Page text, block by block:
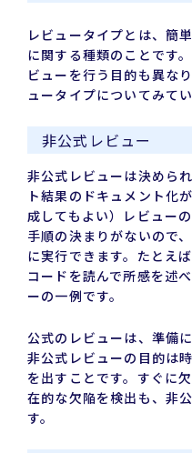
レビュータイプとは、簡
に関する種類のことです
ビューを行う目的も異な
ュータイプについてみてい
非公式レビュー
非公式レビューは決めら
ト結果のドキュメント化
成してもよい）レビュー
手順の決まりがないので
に実行できます。たとえ
コードを読んで所感を述
ーの一例です。
公式のレビューは、準備
非公式レビューの目的は
を出すことです。すぐに
在的な欠陥を検出も、非
す。